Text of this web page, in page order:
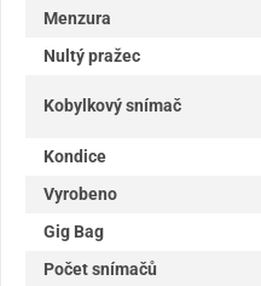
Menzura
Nultý pražec
Kobylkový snímač
Kondice
Vyrobeno
Gig Bag
Počet snímačů